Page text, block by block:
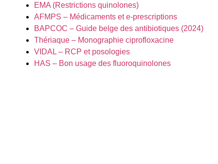
EMA (Restrictions quinolones)
AFMPS – Médicaments et e-prescriptions
BAPCOC – Guide belge des antibiotiques (2024)
Thériaque – Monographie ciprofloxacine
VIDAL – RCP et posologies
HAS – Bon usage des fluoroquinolones